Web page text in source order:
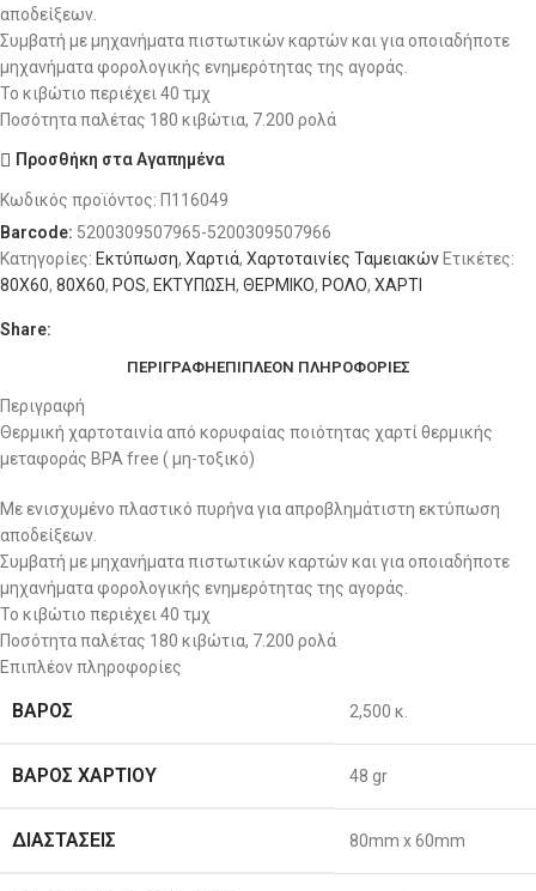
αποδείξεων.
Συμβατή με μηχανήματα πιστωτικών καρτών και για οποιαδήποτε
μηχανήματα φορολογικής ενημερότητας της αγοράς.
Το κιβώτιο περιέχει 40 τμχ
Ποσότητα παλέτας 180 κιβώτια, 7.200 ρολά
Προσθήκη στα Αγαπημένα
Κωδικός προϊόντος: Π116049
Barcode: 5200309507965-5200309507966
Κατηγορίες: Εκτύπωση, Χαρτιά, Χαρτοταινίες Ταμειακών Ετικέτες:
80X60, 80Χ60, POS, ΕΚΤΥΠΩΣΗ, ΘΕΡΜΙΚΟ, ΡΟΛΟ, ΧΑΡΤΙ
Share:
ΠΕΡΙΓΡΑΦΉΕΠΙΠΛΈΟΝ ΠΛΗΡΟΦΟΡΊΕΣ
Περιγραφή
Θερμική χαρτοταινία από κορυφαίας ποιότητας χαρτί θερμικής
μεταφοράς BPA free ( μη-τοξικό)
Με ενισχυμένο πλαστικό πυρήνα για απροβλημάτιστη εκτύπωση
αποδείξεων.
Συμβατή με μηχανήματα πιστωτικών καρτών και για οποιαδήποτε
μηχανήματα φορολογικής ενημερότητας της αγοράς.
Το κιβώτιο περιέχει 40 τμχ
Ποσότητα παλέτας 180 κιβώτια, 7.200 ρολά
Επιπλέον πληροφορίες
ΒΆΡΟΣ 2,500 κ.
ΒΆΡΟΣ ΧΑΡΤΙΟΎ 48 gr
ΔΙΑΣΤΆΣΕΙΣ 80mm x 60mm